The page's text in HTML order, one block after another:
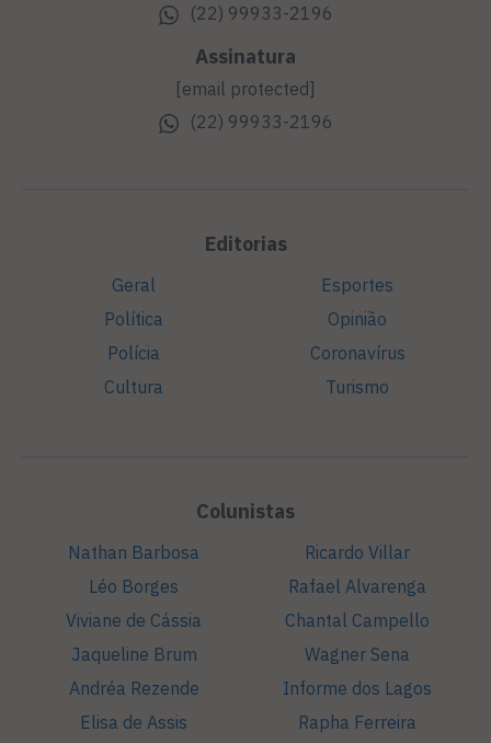
(22) 99933-2196
Assinatura
[email protected]
(22) 99933-2196
Editorias
Geral
Política
Polícia
Cultura
Esportes
Opinião
Coronavírus
Turismo
Colunistas
Nathan Barbosa
Léo Borges
Viviane de Cássia
Jaqueline Brum
Andréa Rezende
Elisa de Assis
Ricardo Villar
Rafael Alvarenga
Chantal Campello
Wagner Sena
Informe dos Lagos
Rapha Ferreira